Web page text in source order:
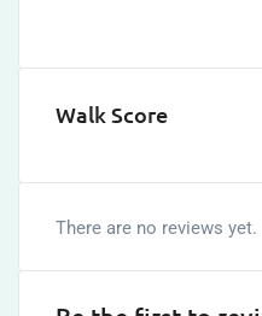
Walk Score
There are no reviews yet.